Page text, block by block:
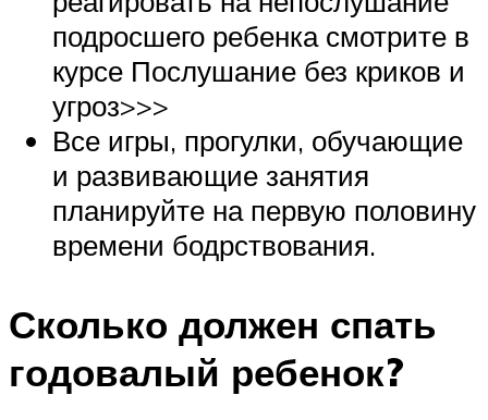
подросшего ребенка смотрите в
курсе Послушание без криков и
угроз>>>
Все игры, прогулки, обучающие
и развивающие занятия
планируйте на первую половину
времени бодрствования.
Сколько должен спать
годовалый ребенок?